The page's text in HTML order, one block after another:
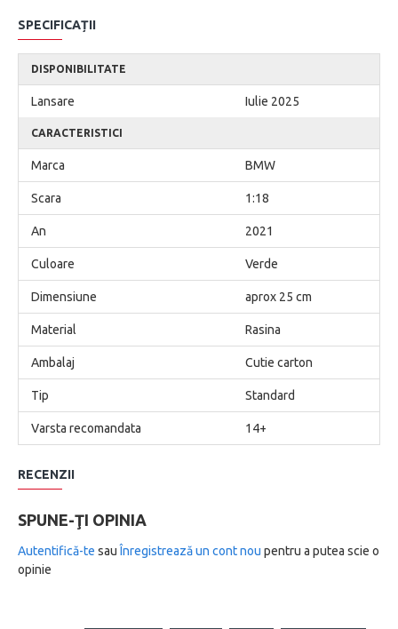
Serie limitata si numerotata. Reseller Edition
OBS: Aceasta este o Precomanda/Rezervare, livrarile se
Nu este destinata copiilor sub 14 ani. Destinata exclusiv
colectionarilor.
SPECIFICAȚII
DISPONIBILITATE
Lansare Iulie 2025
CARACTERISTICI
Marca BMW
Scara 1:18
An 2021
Culoare Verde
Dimensiune aprox 25 cm
Material Rasina
Ambalaj Cutie carton
Tip Standard
Varsta recomandata 14+
RECENZII
SPUNE-ŢI OPINIA
Autentifică-te sau Înregistrează un cont nou pentru a putea scie o
opinie